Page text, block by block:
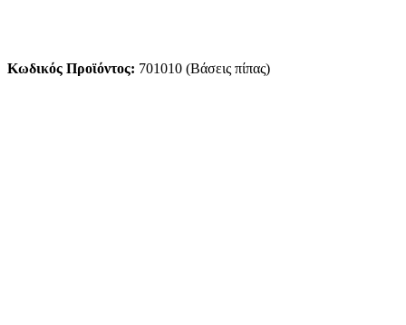
Κωδικός Προϊόντος: 701010 (Βάσεις πίπας)